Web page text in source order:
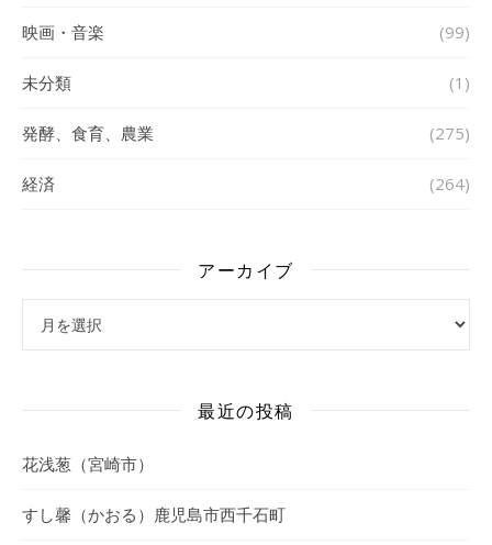
映画・音楽 (99)
未分類 (1)
発酵、食育、農業 (275)
経済 (264)
アーカイブ
最近の投稿
花浅葱（宮崎市）
すし馨（かおる）鹿児島市西千石町